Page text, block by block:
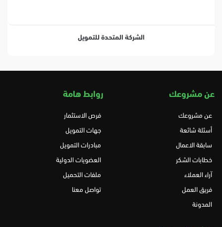
الشركة المتحدة للتمويل
عن مشروعك
عن مشروعك
أسئلة شائعة
سابقة الاعمال
خطابات الشكر
آراء العملاء
فريق العمل
المدونة
روابط هامة
فرص الاستثمار
جهات التمويل
مبادرات التمويل
العضويات الدولية
ملفات التحميل
تواصل معنا